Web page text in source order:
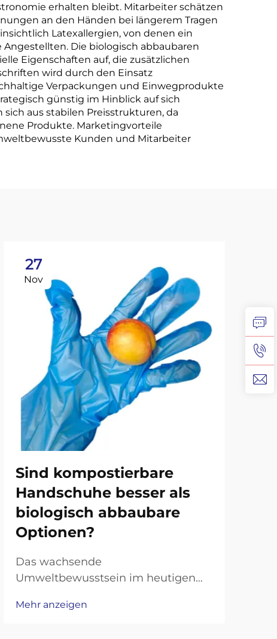
erhalten bleibt. Mitarbeiter schätzen
an den Händen bei längerem Tragen
Latexallergien, von denen ein
Die biologisch abbaubaren
Eigenschaften auf, die zusätzlichen
wird durch den Einsatz
Verpackungen und Einwegprodukte
günstig im Hinblick auf sich
aus stabilen Preisstrukturen, da
Produkte. Marketingvorteile
Kunden und Mitarbeiter
27
Nov
Sind kompostierbare
Handschuhe besser als
biologisch abbaubare
Optionen?
Das wachsende
Umweltbewusstsein im heutigen
über nachhaltige Einwegprodukte
Mehr anzeigen